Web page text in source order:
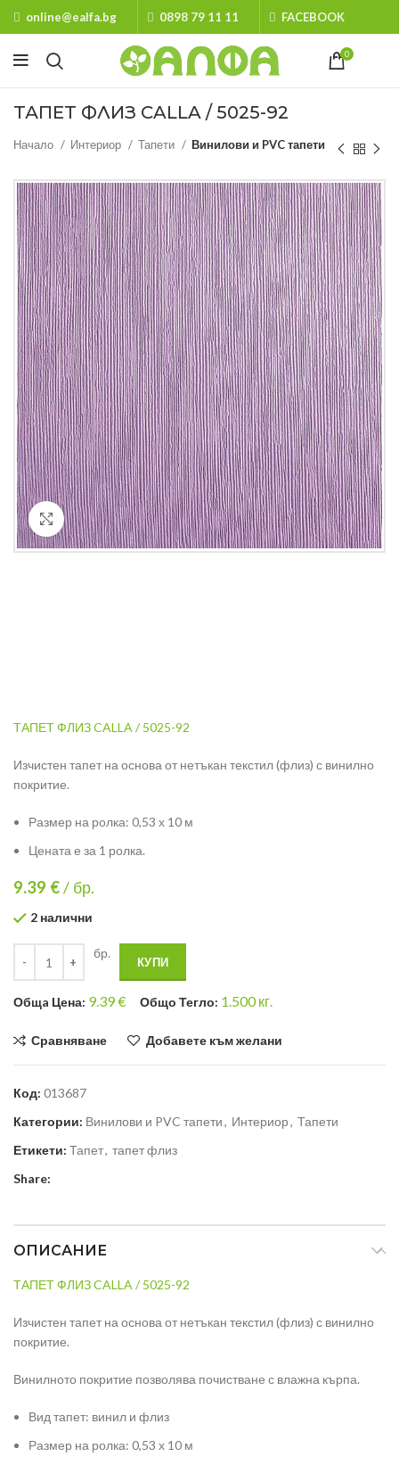
online@ealfa.bg 0898 79 11 11 FACEBOOK
0
ТАПЕТ ФЛИЗ CALLA / 5025-92
Начало Интериор Тапети Винилови и PVC тапети
Кликнете за уголемяване
ТАПЕТ ФЛИЗ CALLA / 5025-92
Изчистен тапет на основа от нетъкан текстил (флиз) с винилно
покритие.
Размер на ролка: 0,53 х 10 м
Цената е за 1 ролка.
9.39 €/ бр.
2 налични
бр.
КУПИ
Общa Цена: 9.39€ Общо Тегло: 1.500кг.
Сравняване Добавете към желани
Код: 013687
Категории: Винилови и PVC тапети, Интериор, Тапети
Етикети: Тапет, тапет флиз
Share:
ОПИСАНИЕ
ТАПЕТ ФЛИЗ CALLA / 5025-92
Изчистен тапет на основа от нетъкан текстил (флиз) с винилно
покритие.
Винилното покритие позволява почистване с влажна кърпа.
Вид тапет: винил и флиз
Размер на ролка: 0,53 х 10 м